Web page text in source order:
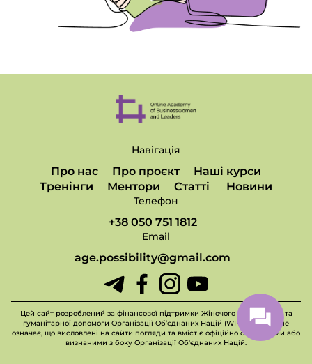
Навігація
Про нас Про проєкт
Наші курси
Тренінги
Ментори Статті Новини
Телефон
+38 050 751 1812
Email
age.possibility@gmail.com
Цей сайт розроблений за фінансової підтримки Жіночого фонду миру та
гуманітарної допомоги Організації Об’єднаних Націй (WPHF), але це не
означає, що висловлені на сайти погляди та вміст є офіційно схваленими або
визнаними з боку Організації Об'єднаних Націй.